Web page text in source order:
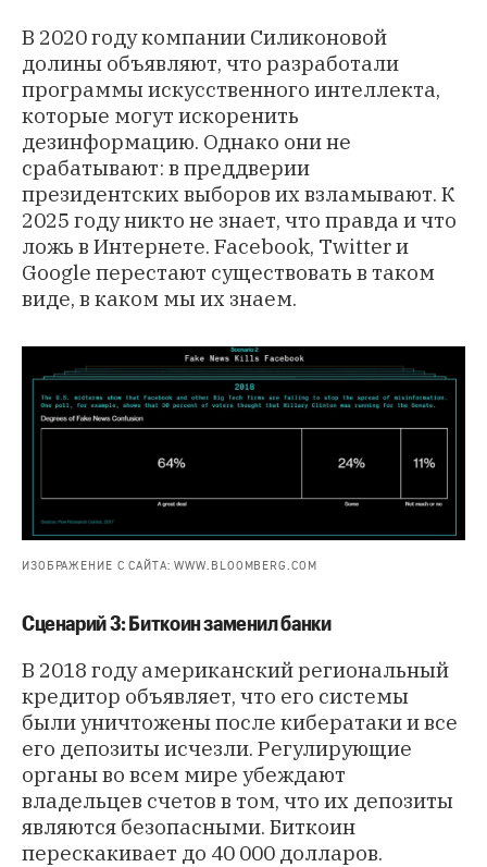
В 2020 году компании Силиконовой
долины объявляют, что разработали
программы искусственного интеллекта,
которые могут искоренить
дезинформацию. Однако они не
срабатывают: в преддверии
президентских выборов их взламывают. К
2025 году никто не знает, что правда и что
ложь в Интернете. Facebook, Twitter и
Google перестают существовать в таком
виде, в каком мы их знаем.
ИЗОБРАЖЕНИЕ С САЙТА: WWW.BLOOMBERG.COM
Сценарий 3: Биткоин заменил банки
В 2018 году американский региональный
кредитор объявляет, что его системы
были уничтожены после кибератаки и все
его депозиты исчезли. Регулирующие
органы во всем мире убеждают
владельцев счетов в том, что их депозиты
являются безопасными. Биткоин
перескакивает до 40 000 долларов.